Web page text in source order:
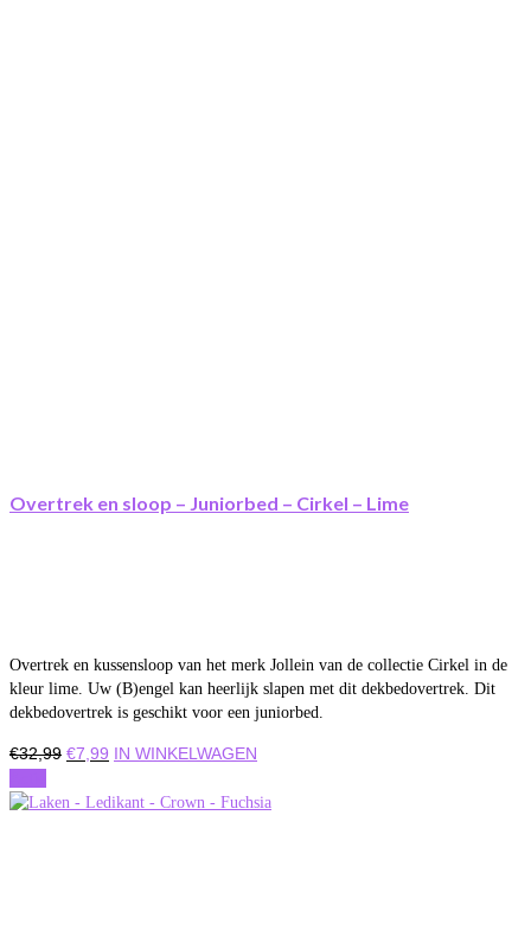
Overtrek en sloop – Juniorbed – Cirkel – Lime
Overtrek en kussensloop van het merk Jollein van de collectie Cirkel in de
kleur lime. Uw (B)engel kan heerlijk slapen met dit dekbedovertrek. Dit
dekbedovertrek is geschikt voor een juniorbed.
€32,99 Oorspronkelijke
was:
€7,99 Huidige
is:
IN WINKELWAGEN